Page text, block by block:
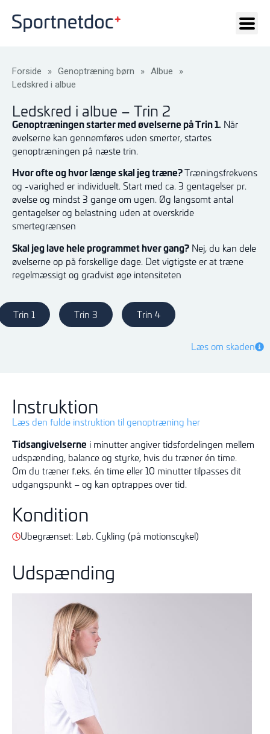
Forside » Genoptræning børn » Albue
»
Ledskred i albue
Ledskred i albue – Trin 2
Genoptræningen starter med øvelserne på Trin 1. Når
øvelserne kan gennemføres uden smerter, startes
genoptræningen på næste trin.
Hvor ofte og hvor længe skal jeg træne?Træningsfrekvens
og -varighed er individuelt. Start med ca. 3 gentagelser pr.
øvelse og mindst 3 gange om ugen. Øg langsomt antal
gentagelser og belastning uden at overskride
smertegrænsen
Skal jeg lave hele programmet hver gang? Nej, du kan dele
øvelserne op på forskellige dage. Det vigtigste er at træne
regelmæssigt og gradvist øge intensiteten
Trin 1 Trin 3 Trin 4
Læs om skaden
Instruktion
Læs den fulde instruktion til genoptræning her
Tidsangivelserne i minutter angiver tidsfordelingen mellem
udspænding, balance og styrke, hvis du træner én time.
Om du træner f.eks. én time eller 10 minutter tilpasses dit
udgangspunkt – og kan optrappes over tid.
Kondition
Ubegrænset: Løb. Cykling (på motionscykel)
Udspænding